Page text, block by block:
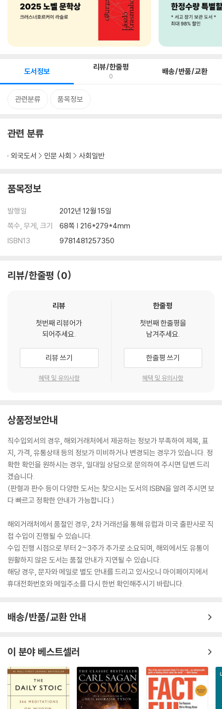
도서정보 리뷰/한줄평
0 배송/반품/교환
관련분류 품목정보
관련 분류
외국도서 인문 사회 사회일반
품목정보
발행일
2012년 12월 15일
쪽수, 무게, 크기
68쪽 | 216*279*4mm
ISBN13
9781481257350
리뷰/한줄평 0
리뷰
첫번째 리뷰어가
되어주세요.
리뷰 쓰기
혜택 및 유의사항
한줄평
첫번째 한줄평을
남겨주세요.
한줄평 쓰기
혜택 및 유의사항
상품정보안내
직수입외서의 경우, 해외거래처에서 제공하는 정보가 부족하여 제목, 표
지, 가격, 유통상태 등의 정보가 미비하거나 변경되는 경우가 있습니다. 정
확한 확인을 원하시는 경우, 일대일 상담으로 문의하여 주시면 답변 드리
겠습니다.
(판형과 판수 등이 다양한 도서는 찾으시는 도서의 ISBN을 알려 주시면 보
다 빠르고 정확한 안내가 가능합니다.)
해외거래처에서 품절인 경우, 2차 거래선을 통해 유럽과 미국 출판사로 직
접 수입이 진행될 수 있습니다.
수입 진행 시점으로 부터 2~3주가 추가로 소요되며, 해외에서도 유통이
원활하지 않은 도서는 품절 안내가 지연될 수 있습니다.
해당 경우, 문자와 메일로 별도 안내를 드리고 있사오니 마이페이지에서
휴대전화번호와 메일주소를 다시 한번 확인해주시기 바랍니다.
배송/반품/교환 안내
이 분야 베스트셀러